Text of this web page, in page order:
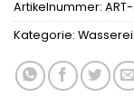
Artikelnummer:
Kategorie: